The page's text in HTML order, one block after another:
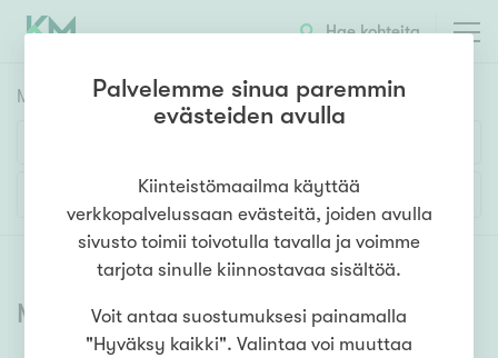
Hae kohteita
Myyntikohteet
1h 2h 3h 4h 5h+
Asuntotyyppi
Kerros-/luhtitalo
Lisää hakuehtoja
Myytävät asunnot (6358)
Palvelemme sinua paremmin
evästeiden avulla
Kiinteistömaailma käyttää
verkkopalvelussaan evästeitä, joiden avulla
sivusto toimii toivotulla tavalla ja voimme
tarjota sinulle kiinnostavaa sisältöä.
Voit antaa suostumuksesi painamalla
"Hyväksy kaikki". Valintaa voi muuttaa